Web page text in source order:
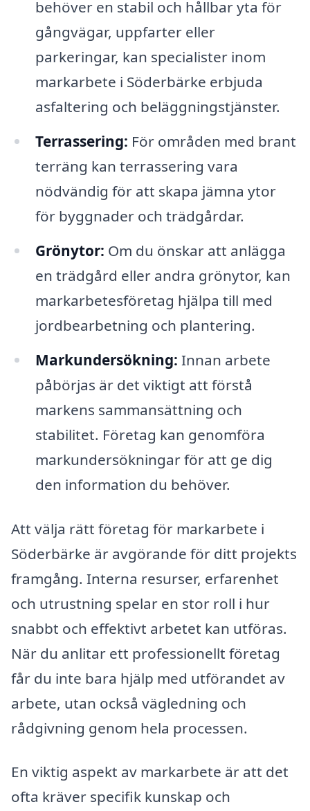
behöver en stabil och hållbar yta för
gångvägar, uppfarter eller
parkeringar, kan specialister inom
markarbete i Söderbärke erbjuda
asfaltering och beläggningstjänster.
Terrassering: För områden med brant
terräng kan terrassering vara
nödvändig för att skapa jämna ytor
för byggnader och trädgårdar.
Grönytor: Om du önskar att anlägga
en trädgård eller andra grönytor, kan
markarbetesföretag hjälpa till med
jordbearbetning och plantering.
Markundersökning: Innan arbete
påbörjas är det viktigt att förstå
markens sammansättning och
stabilitet. Företag kan genomföra
markundersökningar för att ge dig
den information du behöver.
Att välja rätt företag för markarbete i
Söderbärke är avgörande för ditt projekts
framgång. Interna resurser, erfarenhet
och utrustning spelar en stor roll i hur
snabbt och effektivt arbetet kan utföras.
När du anlitar ett professionellt företag
får du inte bara hjälp med utförandet av
arbete, utan också vägledning och
rådgivning genom hela processen.
En viktig aspekt av markarbete är att det
ofta kräver specifik kunskap och